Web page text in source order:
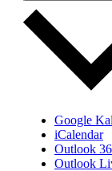
Google
iCalendar
Outlook
Outlook